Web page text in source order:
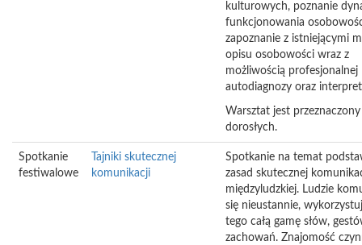
kulturowych, poznanie
funkcjonowania
zapoznanie z istniejącymi
opisu osobowości wraz z
możliwością profesjonalnej
autodiagnozy oraz
Warsztat jest
dorosłych.
Spotkanie
festiwalowe
Tajniki skutecznej
komunikacji
Spotkanie na temat
zasad skutecznej
międzyludzkiej. Ludzie
się nieustannie,
tego całą gamę słów,
zachowań. Znajomość